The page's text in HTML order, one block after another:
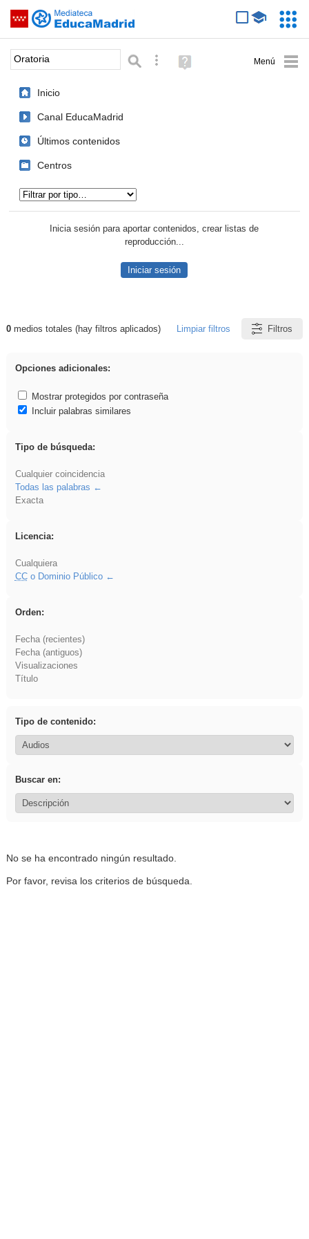
Saltar navegación
Palabra o frase: Búsqueda avanzada
Ayuda
(en
Inicio
Canal EducaMadrid
Últimos contenidos
Centros
Inicia sesión para aportar contenidos, crear listas de
reproducción...
Iniciar sesión
Resultados de: Oratoria
0medios totales (hay filtros aplicados) Limpiar filtros Filtros
Opciones adicionales:
Mostrar protegidos por contraseña
Incluir palabras similares
Tipo de búsqueda:
Cualquier coincidencia
Todas las palabras
Exacta
Licencia:
Cualquiera
CCo Dominio Público
Orden:
Fecha (recientes)
Fecha (antiguos)
Visualizaciones
Título
Tipo de contenido:
Buscar en:
No se ha encontrado ningún resultado.
Por favor, revisa los criterios de búsqueda.